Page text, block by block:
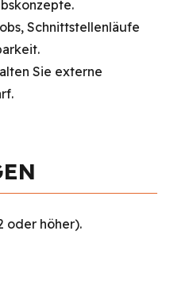
Schnittstellenläufe
Sie externe
oder höher).